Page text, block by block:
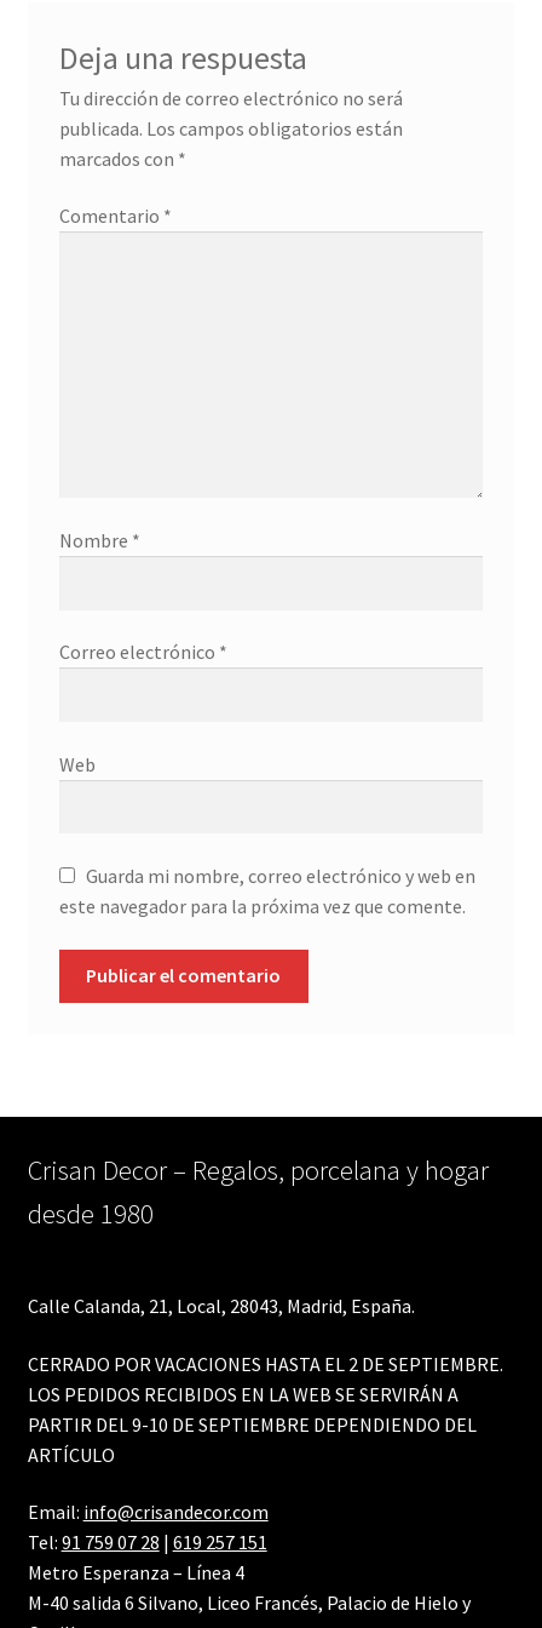
¿Quiénes somos?
Contacto
Deja una respuesta
Tu dirección de correo electrónico no será
publicada. Los campos obligatorios están
marcados con *
Comentario *
Nombre *
Correo electrónico *
Web
Guarda mi nombre, correo electrónico y web en
este navegador para la próxima vez que comente.
Crisan Decor – Regalos, porcelana y hogar
desde 1980
Calle Calanda, 21, Local, 28043, Madrid, España.
CERRADO POR VACACIONES HASTA EL 2 DE SEPTIEMBRE.
LOS PEDIDOS RECIBIDOS EN LA WEB SE SERVIRÁN A
PARTIR DEL 9-10 DE SEPTIEMBRE DEPENDIENDO DEL
ARTÍCULO
Email: info@crisandecor.com
Tel: 91 759 07 28 | 619 257 151
Metro Esperanza – Línea 4
M-40 salida 6 Silvano, Liceo Francés, Palacio de Hielo y